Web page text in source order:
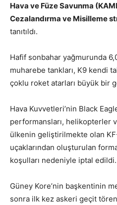
Hava ve Füze Savunma
Cezalandırma ve Misilleme
tanıtıldı.
Hafif sonbahar yağmurunda
muharebe tankları, K9 kendi
çoklu roket atarları büyük bir
Hava Kuvvetleri’nin Black
performansları, helikopterler
ülkenin geliştirilmekte olan
uçaklarından oluşturulan
koşulları nedeniyle iptal edildi.
Güney Kore’nin başkentinin
sonra ilk kez askeri geçit